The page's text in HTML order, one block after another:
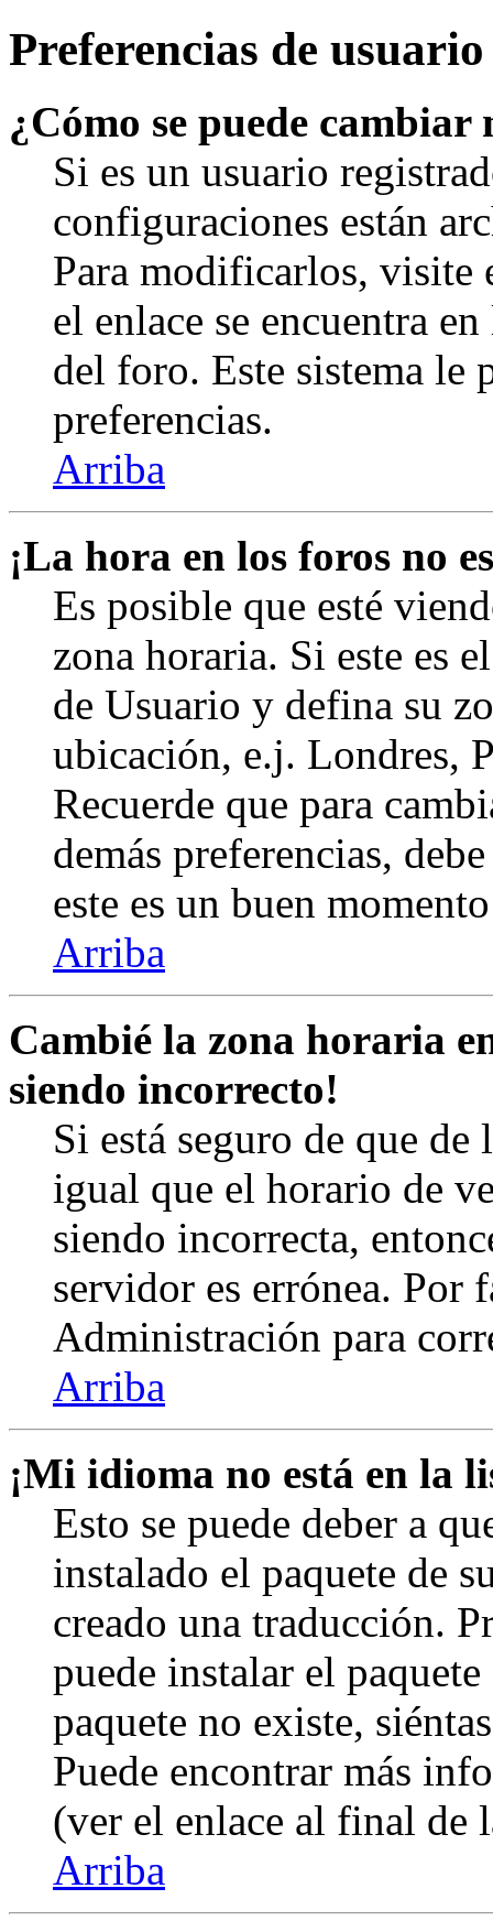
Preferencias de
¿Cómo se puede
Si es un usuario
configuraciones están
Para modificarlos, visite
el enlace se encuentra
del foro. Este sistema le
preferencias.
Arriba
¡La hora en los foros no
Es posible que esté
zona horaria. Si este es
de Usuario y defina su
ubicación, e.j. Londres,
Recuerde que para
demás preferencias,
este es un buen
Arriba
Cambié la zona horaria
siendo incorrecto!
Si está seguro de que
igual que el horario de
siendo incorrecta,
servidor es errónea. Por
Administración para
Arriba
¡Mi idioma no está en la
Esto se puede deber a
instalado el paquete de
creado una traducción.
puede instalar el
paquete no existe,
Puede encontrar más
(ver el enlace al final de
Arriba